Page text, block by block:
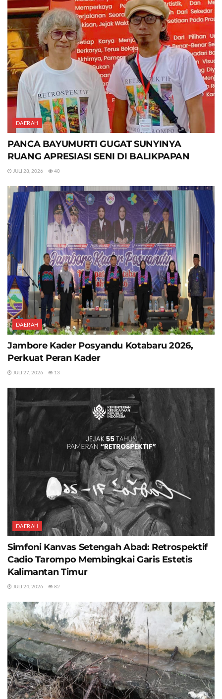
DAERAH
PANCA BAYUMURTI GUGAT SUNYINYA
RUANG APRESIASI SENI DI BALIKPAPAN
JULI 28, 2026 40
DAERAH
Jambore Kader Posyandu Kotabaru 2026,
Perkuat Peran Kader
JULI 27, 2026 13
DAERAH
Simfoni Kanvas Setengah Abad: Retrospektif
Cadio Tarompo Membingkai Garis Estetis
Kalimantan Timur
JULI 24, 2026 82